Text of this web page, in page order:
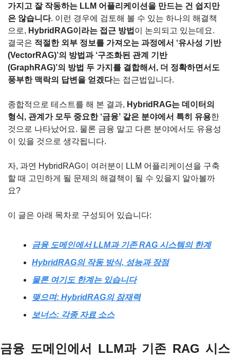
가지고 잘 작동하는 LLM 어플리케이션을 만드는 건 쉽지만
은 않습니다. 이런 경우에 검토해 볼 수 있는 하나의 해결책
으로, HybridRAG이라는 접근 방법 이 논의되고 있는데요.
결국은 적절한 외부 정보를 가져오는 과정에서 ‘유사성 기반
(VectorRAG)’의 방법과 ‘구조화된 관계 기반
(GraphRAG)’의 방법 두 가지를 결합해서, 더 정확하면서도
풍부한 맥락의 답변을 얻겠다는 접근법입니다.
종합적으로 테스트를 해 본 결과, HybridRAG는 데이터의
형식, 관계가 모두 중요한 ‘금융’ 같은 분야에서 특히 유용한
것으로 나타났어요. 물론 금융 말고 다른 분야에서도 유용성
이 있을 것으로 생각됩니다.
자, 과연 HybridRAG이 여러분이 LLM 어플리케이션을 구축
할 때 고민하게 될 문제의 해결책이 될 수 있을지 알아볼까
요?
이 글은 아래 목차로 구성되어 있습니다:
금융 도메인에서 LLM과 기존 RAG 시스템의 한계
HybridRAG의 작동 방식, 성능과 장점
물론 여기도 한계는 있습니다
맺으며: HybridRAG의 잠재력
보너스: 각종 자료 소스
금융 도메인에서 LLM과 기존 RAG 시스